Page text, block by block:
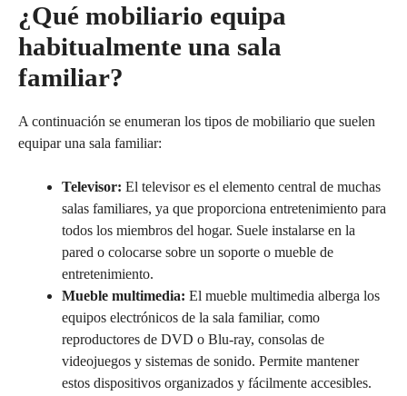
¿Qué mobiliario equipa
habitualmente una sala
familiar?
A continuación se enumeran los tipos de mobiliario que suelen
equipar una sala familiar:
Televisor: El televisor es el elemento central de muchas
salas familiares, ya que proporciona entretenimiento para
todos los miembros del hogar. Suele instalarse en la
pared o colocarse sobre un soporte o mueble de
entretenimiento.
Mueble multimedia: El mueble multimedia alberga los
equipos electrónicos de la sala familiar, como
reproductores de DVD o Blu-ray, consolas de
videojuegos y sistemas de sonido. Permite mantener
estos dispositivos organizados y fácilmente accesibles.